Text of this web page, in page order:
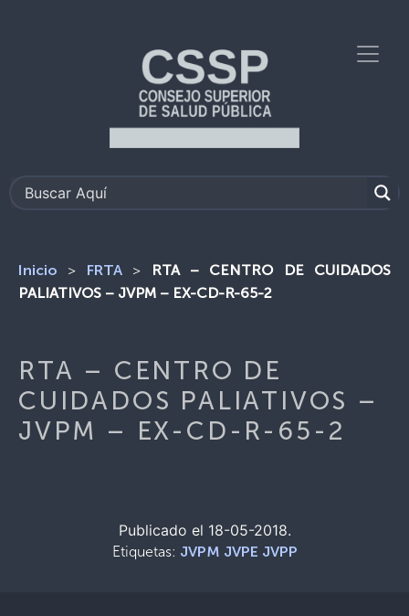
Inicio > FRTA>
RTA – CENTRO DE CUIDADOS
PALIATIVOS – JVPM – EX-CD-R-65-2
RTA – CENTRO DE
CUIDADOS PALIATIVOS –
JVPM – EX-CD-R-65-2
Publicado el 18-05-2018.
Etiquetas: JVPM JVPE JVPP